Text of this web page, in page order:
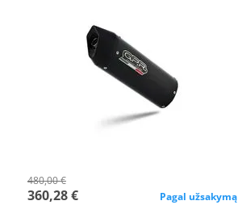
480,00 €
360,28 € Pagal užsakymą